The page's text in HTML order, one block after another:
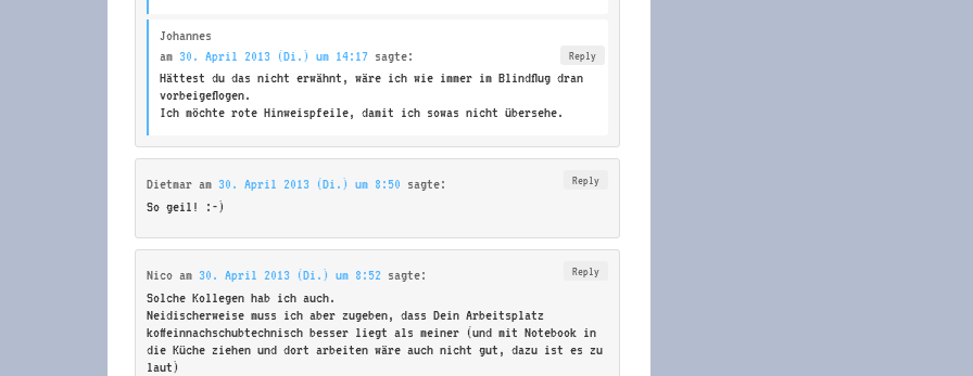
Johannes
am 30. April 2013 (Di.) um 14:17 sagte: Reply
Hättest du das nicht erwähnt, wäre ich wie immer im Blindflug dran
vorbeigeflogen.
Ich möchte rote Hinweispfeile, damit ich sowas nicht übersehe.
Dietmar am 30. April 2013 (Di.) um 8:50 sagte: Reply
So geil! :-)
Nico am 30. April 2013 (Di.) um 8:52 sagte: Reply
Solche Kollegen hab ich auch.
Neidischerweise muss ich aber zugeben, dass Dein Arbeitsplatz
koffeinnachschubtechnisch besser liegt als meiner (und mit Notebook in
die Küche ziehen und dort arbeiten wäre auch nicht gut, dazu ist es zu
laut)